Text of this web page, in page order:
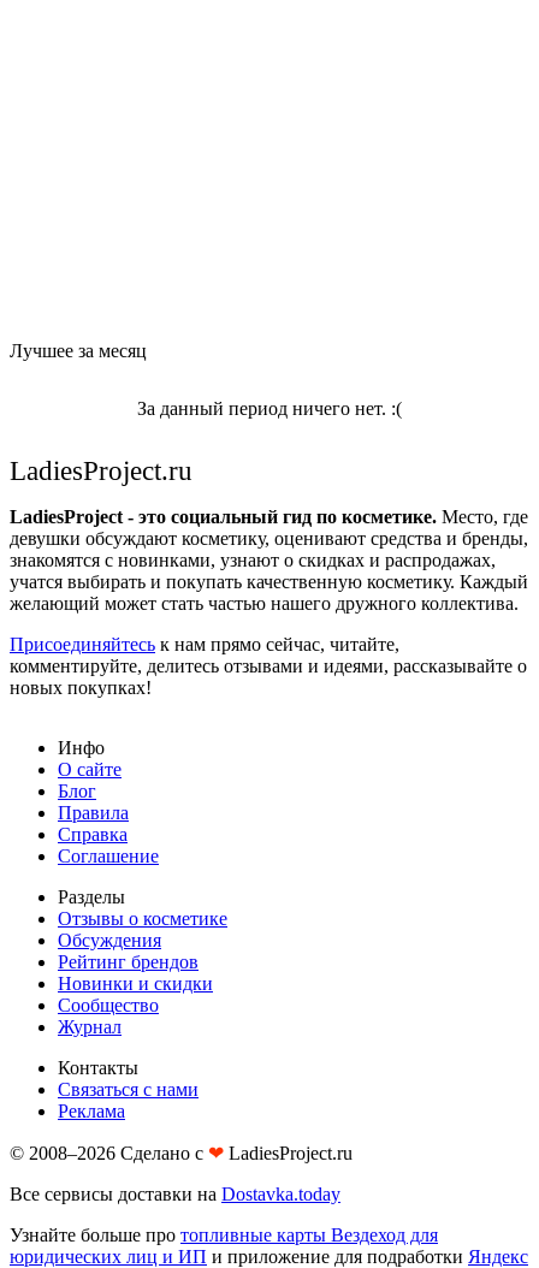
Лучшее за месяц
За данный период ничего нет. :(
LadiesProject.ru
LadiesProject - это социальный гид по косметике. Место, где
девушки обсуждают косметику, оценивают средства и бренды,
знакомятся с новинками, узнают о скидках и распродажах,
учатся выбирать и покупать качественную косметику. Каждый
желающий может стать частью нашего дружного коллектива.
Присоединяйтесь к нам прямо сейчас, читайте,
комментируйте, делитесь отзывами и идеями, рассказывайте о
новых покупках!
Инфо
О сайте
Блог
Правила
Справка
Соглашение
Разделы
Отзывы о косметике
Обсуждения
Рейтинг брендов
Новинки и скидки
Сообщество
Журнал
Контакты
Связаться с нами
Реклама
© 2008–2026 Сделано с ❤︎ LadiesProject.ru
Все сервисы доставки на Dostavka.today
Узнайте больше про топливные карты Вездеход для
юридических лиц и ИП и приложение для подработки Яндекс